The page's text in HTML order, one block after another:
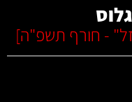
- חורף תשפ"ה]